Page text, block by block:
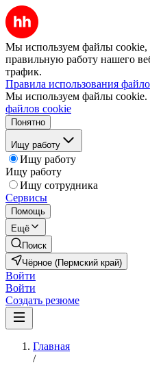
Мы используем файлы cookie,
правильную работу нашего
трафик.
Правила использования
Мы используем файлы cookie.
файлов cookie
Понятно
Ищу работу
Ищу работу
Ищу работу
Ищу сотрудника
Сервисы
Помощь
Ещё
Поиск
Чёрное (Пермский край)
Войти
Войти
Создать резюме
Главная
/